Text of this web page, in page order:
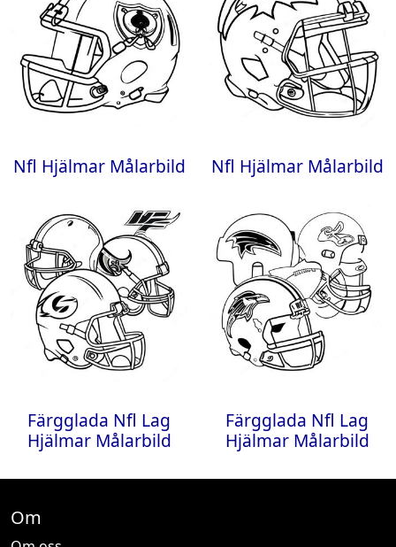
Nfl Hjälmar Målarbild Nfl Hjälmar Målarbild
Färgglada Nfl Lag
Hjälmar Målarbild
Färgglada Nfl Lag
Hjälmar Målarbild
Om